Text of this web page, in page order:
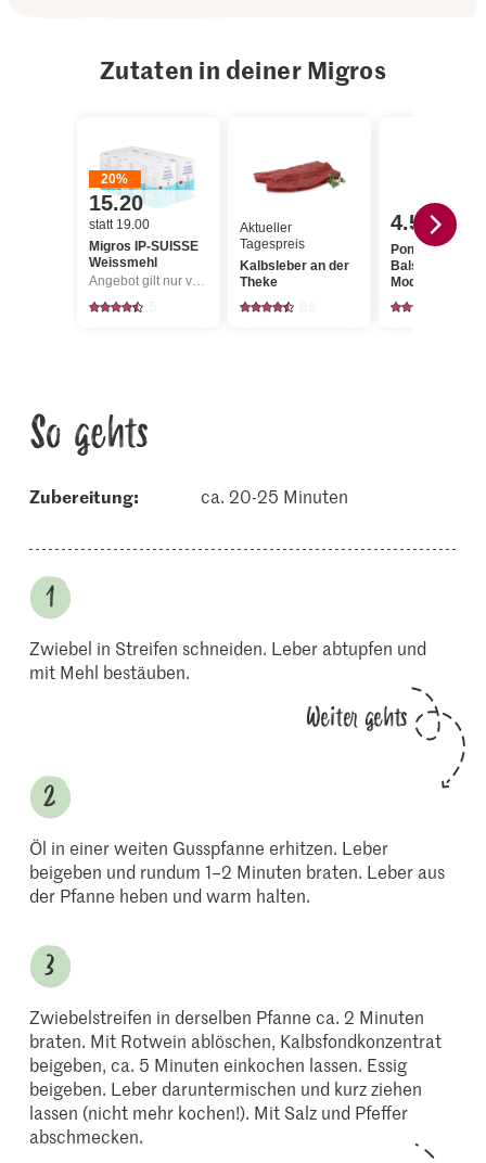
Zutaten in deiner Migros
20%
15.20
statt 19.00
Migros IP-SUISSE
Weissmehl
Angebot gilt nur vom 6.8. bis 12.8.2026, solange Vorrat.
Aktueller
Tagespreis
Kalbsleber an der
Theke
4.50
Ponti Aceto
Balsamico di
Modena
So gehts
Zubereitung: ca. 20-25 Minuten
Zwiebel in Streifen schneiden. Leber abtupfen und
mit Mehl bestäuben.
Weiter gehts
Öl in einer weiten Gusspfanne erhitzen. Leber
beigeben und rundum 1–2 Minuten braten. Leber aus
der Pfanne heben und warm halten.
Zwiebelstreifen in derselben Pfanne ca. 2 Minuten
braten. Mit Rotwein ablöschen, Kalbsfondkonzentrat
beigeben, ca. 5 Minuten einkochen lassen. Essig
beigeben. Leber daruntermischen und kurz ziehen
lassen (nicht mehr kochen!). Mit Salz und Pfeffer
abschmecken.